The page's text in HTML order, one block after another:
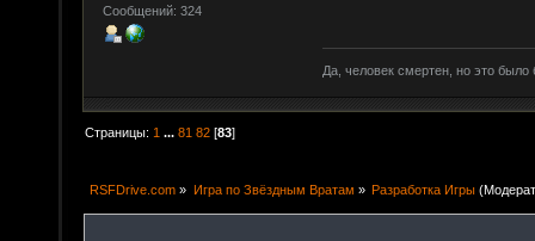
Сообщений: 324
Да, человек смертен, но это
Страницы: 1 ...81 82 [83]
RSFDrive.com » Игра по Звёздным Вратам » Разработка Игры